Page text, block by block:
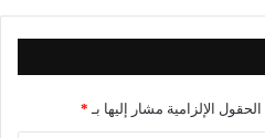
الحقول الإلزامية مشار إليها بـ *